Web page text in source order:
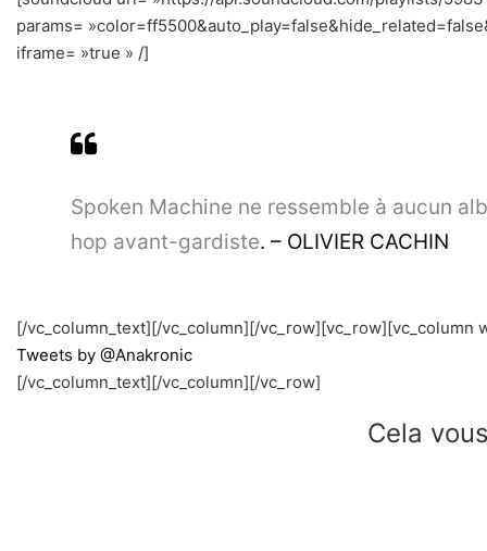
params=
iframe= »true » /]
Spoken Machine ne ressemble à aucun
hop avant-gardiste. – OLIVIER CACHIN
[/vc_column_text][/vc_column][/vc_row][vc_row][vc_column
Tweets by @Anakronic
[/vc_column_text][/vc_column][/vc_row]
Cela